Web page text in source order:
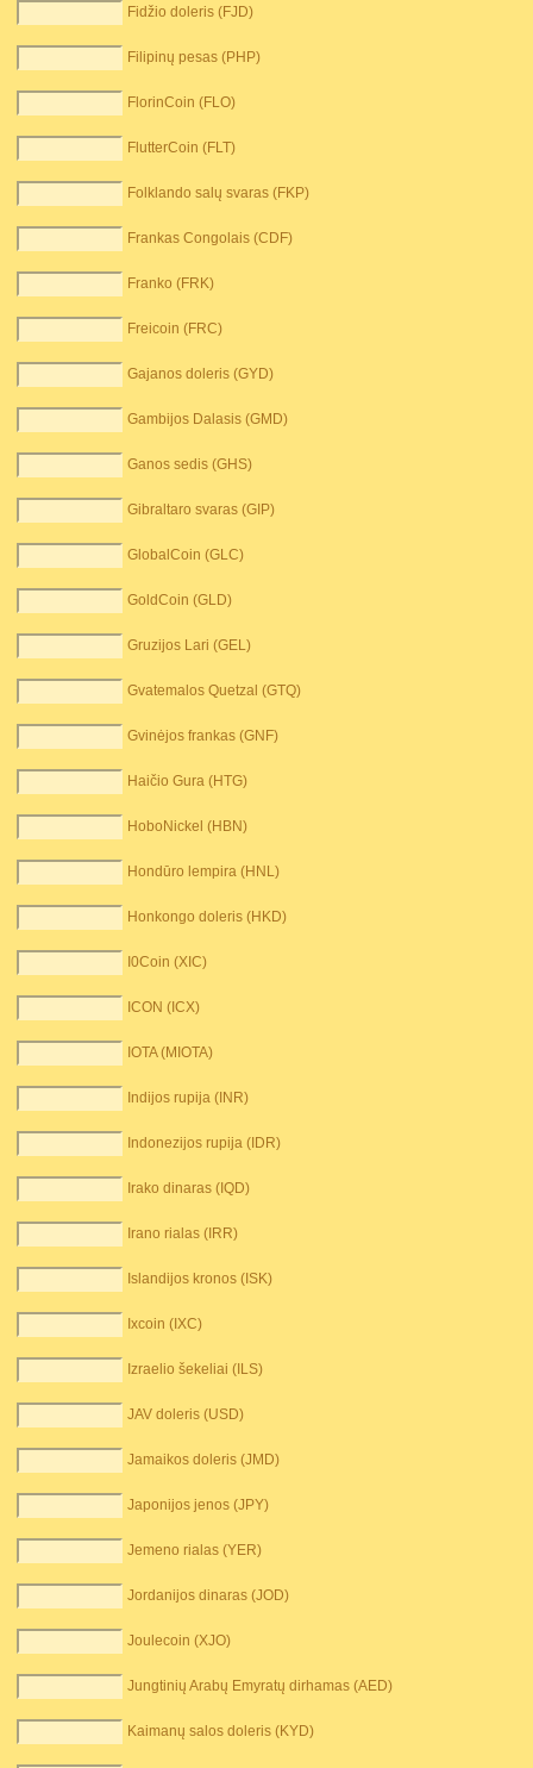
Fidžio doleris (FJD)
Filipinų pesas (PHP)
FlorinCoin (FLO)
FlutterCoin (FLT)
Folklando salų svaras (FKP)
Frankas Congolais (CDF)
Franko (FRK)
Freicoin (FRC)
Gajanos doleris (GYD)
Gambijos Dalasis (GMD)
Ganos sedis (GHS)
Gibraltaro svaras (GIP)
GlobalCoin (GLC)
GoldCoin (GLD)
Gruzijos Lari (GEL)
Gvatemalos Quetzal (GTQ)
Gvinėjos frankas (GNF)
Haičio Gura (HTG)
HoboNickel (HBN)
Hondūro lempira (HNL)
Honkongo doleris (HKD)
I0Coin (XIC)
ICON (ICX)
IOTA (MIOTA)
Indijos rupija (INR)
Indonezijos rupija (IDR)
Irako dinaras (IQD)
Irano rialas (IRR)
Islandijos kronos (ISK)
Ixcoin (IXC)
Izraelio šekeliai (ILS)
JAV doleris (USD)
Jamaikos doleris (JMD)
Japonijos jenos (JPY)
Jemeno rialas (YER)
Jordanijos dinaras (JOD)
Joulecoin (XJO)
Jungtinių Arabų Emyratų dirhamas (AED)
Kaimanų salos doleris (KYD)